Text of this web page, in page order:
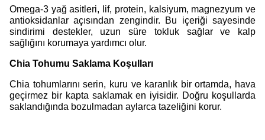
Omega-3 yağ asitleri, lif, protein, kalsiyum, magnezyum ve
antioksidanlar açısından zengindir. Bu içeriği sayesinde
sindirimi destekler, uzun süre tokluk sağlar ve kalp
sağlığını korumaya yardımcı olur.
Chia Tohumu Saklama Koşulları
Chia tohumlarını serin, kuru ve karanlık bir ortamda, hava
geçirmez bir kapta saklamak en iyisidir. Doğru koşullarda
saklandığında bozulmadan aylarca tazeliğini korur.